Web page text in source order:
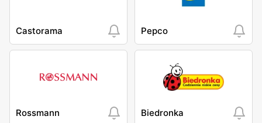
Castorama Pepco
Rossmann Biedronka